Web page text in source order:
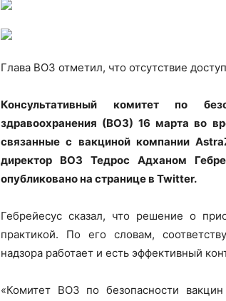
Глава ВОЗ отметил, что отсутствие
Консультативный комитет по
здравоохранения (ВОЗ) 16 марта во
связанные с вакциной компании
директор ВОЗ Тедрос Адханом
опубликовано на странице в Twitter.
Гебрейесус сказал, что решение о
практикой. По его словам,
надзора работает и есть эффективный
«Комитет ВОЗ по безопасности